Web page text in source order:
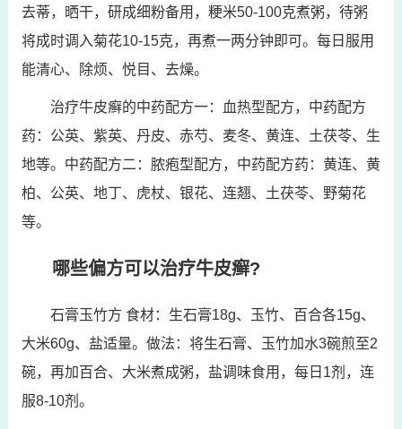
去蒂，晒干，研成细粉备用，粳米50-100克煮粥，待粥
将成时调入菊花10-15克，再煮一两分钟即可。每日服用
能清心、除烦、悦目、去燥。
治疗牛皮癣的中药配方一：血热型配方，中药配方
药：公英、紫英、丹皮、赤芍、麦冬、黄连、土茯苓、生
地等。中药配方二：脓疱型配方，中药配方药：黄连、黄
柏、公英、地丁、虎杖、银花、连翘、土茯苓、野菊花
等。
哪些偏方可以治疗牛皮癣?
石膏玉竹方 食材：生石膏18g、玉竹、百合各15g、
大米60g、盐适量。做法：将生石膏、玉竹加水3碗煎至2
碗，再加百合、大米煮成粥，盐调味食用，每日1剂，连
服8-10剂。